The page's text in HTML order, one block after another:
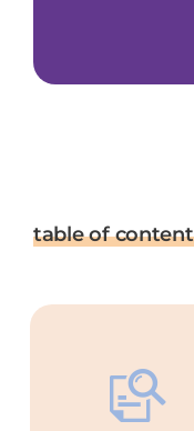
table of